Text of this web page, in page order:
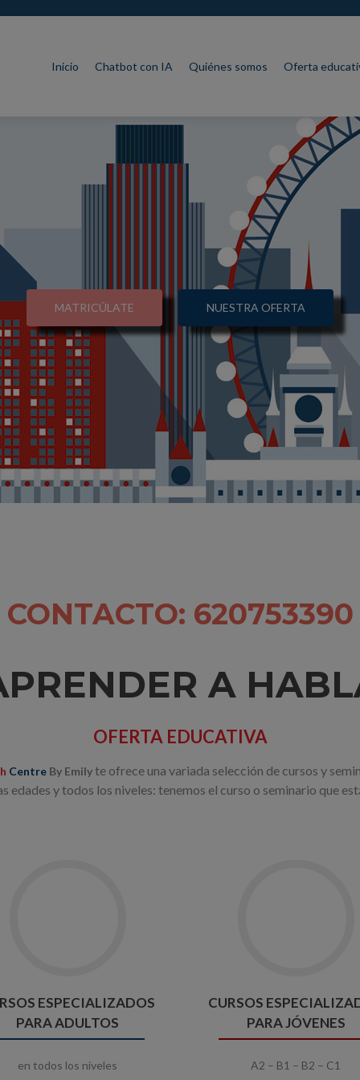
Inicio Chatbot con IA Quiénes somos Oferta
MATRICÚLATE NUESTRA OFERTA
CONTACTO: 620753390
A
OFERTA EDUCATIVA
Centre By Emilyte ofrece una variada selección de cursos y
edades y todos los niveles: tenemos el curso o seminario que
ESPECIALIZADOS
PARA ADULTOS
en todos los niveles
CURSOS
PARA JÓVENES
A2 – B1 – B2 – C1